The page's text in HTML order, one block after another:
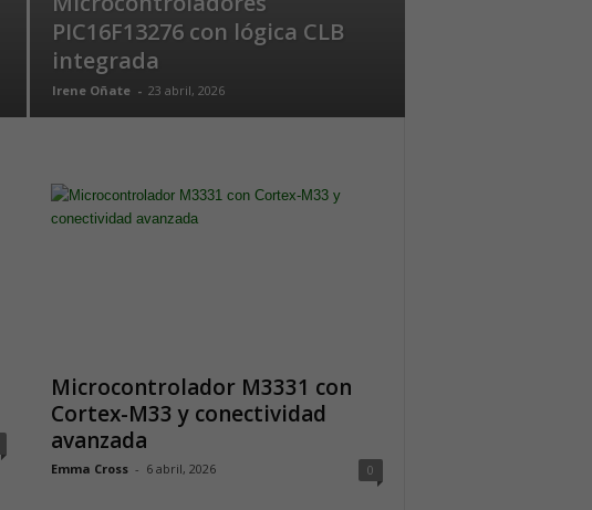
PIC16F13276 con lógica CLB
integrada
Irene Oñate - 23 abril, 2026
Microcontrolador M3331 con
Cortex-M33 y conectividad
avanzada
Emma Cross - 6 abril, 2026 0